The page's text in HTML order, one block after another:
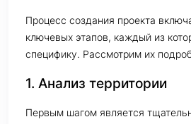
Процесс создания проекта
ключевых этапов, каждый из
специфику. Рассмотрим их
1. Анализ территории
Первым шагом является